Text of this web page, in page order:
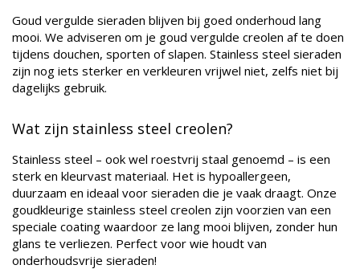
Goud vergulde sieraden blijven bij goed onderhoud lang
mooi. We adviseren om je goud vergulde creolen af te doen
tijdens douchen, sporten of slapen. Stainless steel sieraden
zijn nog iets sterker en verkleuren vrijwel niet, zelfs niet bij
dagelijks gebruik.
Wat zijn stainless steel creolen?
Stainless steel – ook wel roestvrij staal genoemd – is een
sterk en kleurvast materiaal. Het is hypoallergeen,
duurzaam en ideaal voor sieraden die je vaak draagt. Onze
goudkleurige stainless steel creolen zijn voorzien van een
speciale coating waardoor ze lang mooi blijven, zonder hun
glans te verliezen. Perfect voor wie houdt van
onderhoudsvrije sieraden!